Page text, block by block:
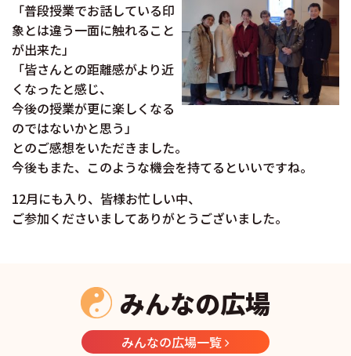
「普段授業でお話している印
象とは違う一面に触れること
が出来た」
「皆さんとの距離感がより近
くなったと感じ、
今後の授業が更に楽しくなる
のではないかと思う」
とのご感想をいただきました。
今後もまた、このような機会を持てるといいですね。
12月にも入り、皆様お忙しい中、
ご参加くださいましてありがとうございました。
みんなの広場
みんなの広場一覧